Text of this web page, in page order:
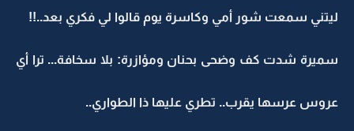
ليتني سمعت شور أمي وكاسرة يوم قالوا لي فكري بعد..!!
سميرة شدت كف وضحى بحنان ومؤازرة: بلا سخافة... ترا أي
عروس عرسها يقرب.. تطري عليها ذا الطواري..